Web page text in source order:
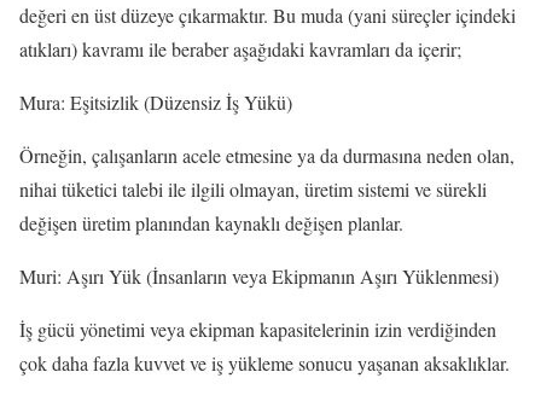
değeri en üst düzeye çıkarmaktır. Bu muda (yani süreçler içindeki
atıkları) kavramı ile beraber aşağıdaki kavramları da içerir;
Mura: Eşitsizlik (Düzensiz İş Yükü)
Örneğin, çalışanların acele etmesine ya da durmasına neden olan,
nihai tüketici talebi ile ilgili olmayan, üretim sistemi ve sürekli
değişen üretim planından kaynaklı değişen planlar.
Muri: Aşırı Yük (İnsanların veya Ekipmanın Aşırı Yüklenmesi)
İş gücü yönetimi veya ekipman kapasitelerinin izin verdiğinden
çok daha fazla kuvvet ve iş yükleme sonucu yaşanan aksaklıklar.